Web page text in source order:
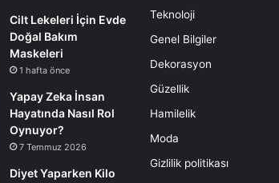
Cilt Lekeleri İçin Evde
Doğal Bakım
Maskeleri
1 hafta önce
Yapay Zeka İnsan
Hayatında Nasıl Rol
Oynuyor?
7 Temmuz 2026
Diyet Yaparken Kilo
Teknoloji
Genel Bilgiler
Dekorasyon
Güzellik
Hamilelik
Moda
Gizlilik politikası